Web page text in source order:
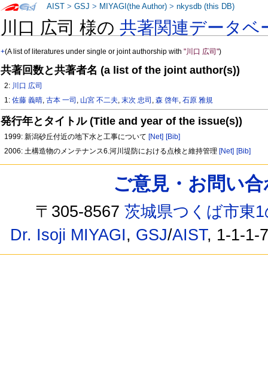
川口 広司 様の共著関連データベ
+(A list of literatures under single or joint authorship with"川口 広司")
共著回数と共著者名 (a list of the joint author(s))
2: 川口 広司
1:佐藤 義晴,古本 一司 , 山宮 不二夫,末次 忠司 ,森 啓年,石原 雅規
発行年とタイトル (Title and year of the issue(s))
1999: 新潟砂丘付近の地下水と工事について [Net] [Bib]
2006: 土構造物のメンテナンス6.河川堤防における点検と維持管理 [Net] [Bib]
AIST >GSJ > MIYAGI(the Author) >nkysdb (this DB)
ご意見・お問い
〒305-8567茨城県つくば市東
Dr. Isoji MIYAGI, GSJ/AIST, 1-1-1-